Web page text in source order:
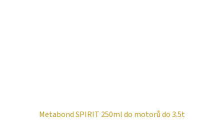
Metabond SPIRIT 250ml do motorů do 3.5t